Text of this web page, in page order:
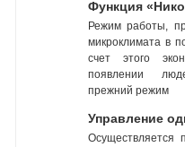
Функция
Режим работы,
микроклимата в
счет этого
появлении
прежний режим
Управление
Осуществляется